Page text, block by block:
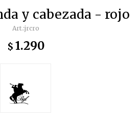
y cabezada - rojo
jrcro
$ 1.290